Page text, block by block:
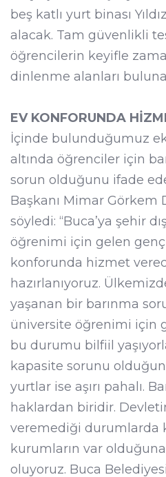
beş katlı yurt binası
alacak. Tam güvenlikli
öğrencilerin keyifle
dinlenme alanları
EV KONFORUNDA
İçinde bulunduğumuz
altında öğrenciler için
sorun olduğunu ifade
Başkanı Mimar Görkem
söyledi: “Buca’ya şehir
öğrenimi için gelen
konforunda hizmet
hazırlanıyoruz.
yaşanan bir barınma
üniversite öğrenimi için
bu durumu bilfiil
kapasite sorunu
yurtlar ise aşırı pahalı.
haklardan biridir.
veremediği durumlarda
kurumların var
oluyoruz. Buca